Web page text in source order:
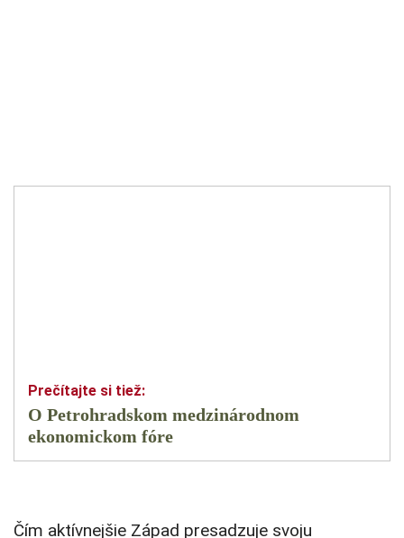
O Petrohradskom medzinárodnom
ekonomickom fóre
Čím aktívnejšie Západ presadzuje svoju